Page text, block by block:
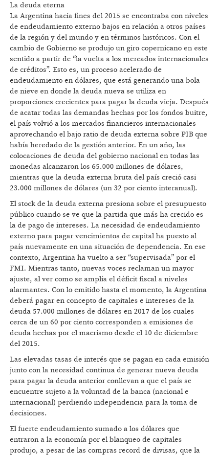
La deuda eterna
La Argentina hacia fines del 2015 se encontraba con niveles
de endeudamiento externo bajos en relación a otros países
de la región y del mundo y en términos históricos. Con el
cambio de Gobierno se produjo un giro copernicano en este
sentido a partir de “la vuelta a los mercados internacionales
de créditos”. Esto es, un proceso acelerado de
endeudamiento en dólares, que está generando una bola
de nieve en donde la deuda nueva se utiliza en
proporciones crecientes para pagar la deuda vieja. Después
de acatar todas las demandas hechas por los fondos buitre,
el país volvió a los mercados financieros internacionales
aprovechando el bajo ratio de deuda externa sobre PIB que
había heredado de la gestión anterior. En un año, las
colocaciones de deuda del gobierno nacional en todas las
monedas alcanzaron los 65.000 millones de dólares,
mientras que la deuda externa bruta del país creció casi
23.000 millones de dólares (un 32 por ciento interanual).
El stock de la deuda externa presiona sobre el presupuesto
público cuando se ve que la partida que más ha crecido es
la de pago de intereses. La necesidad de endeudamiento
externo para pagar vencimientos de capital ha puesto al
país nuevamente en una situación de dependencia. En ese
contexto, Argentina ha vuelto a ser “supervisada” por el
FMI. Mientras tanto, nuevas voces reclaman un mayor
ajuste, al ver como se amplía el déficit fiscal a niveles
alarmantes. Con lo emitido hasta el momento, la Argentina
deberá pagar en concepto de capitales e intereses de la
deuda 57.000 millones de dólares en 2017 de los cuales
cerca de un 60 por ciento corresponden a emisiones de
deuda hechas por el macrismo desde el 10 de diciembre
del 2015.
Las elevadas tasas de interés que se pagan en cada emisión
junto con la necesidad continua de generar nueva deuda
para pagar la deuda anterior conllevan a que el país se
encuentre sujeto a la voluntad de la banca (nacional e
internacional) perdiendo independencia para la toma de
decisiones.
El fuerte endeudamiento sumado a los dólares que
entraron a la economía por el blanqueo de capitales
produjo, a pesar de las compras record de divisas, que la